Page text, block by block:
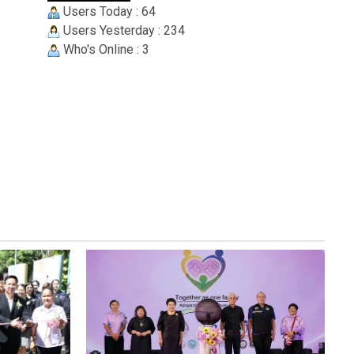
Users Today : 64
Users Yesterday : 234
Who's Online : 3